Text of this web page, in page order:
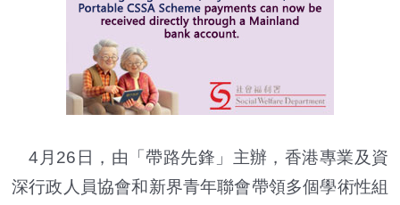
4月26日，由「帶路先鋒」主辦，香港專業及資
深行政人員協會和新界青年聯會帶領多個學術性組